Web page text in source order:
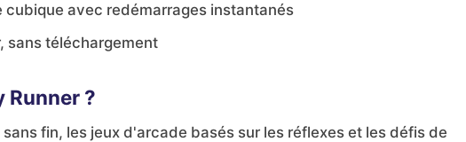
cubique avec redémarrages instantanés
sans téléchargement
Runner ?
fin, les jeux d'arcade basés sur les réflexes et les défis de